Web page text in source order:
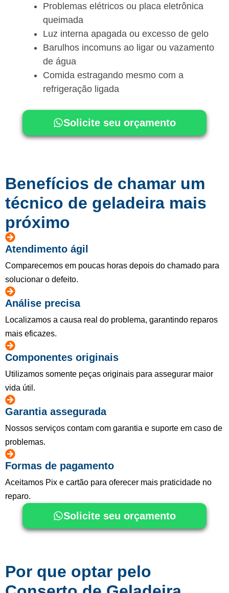
Problemas elétricos ou placa eletrônica
queimada
Luz interna apagada ou excesso de gelo
Barulhos incomuns ao ligar ou vazamento
de água
Comida estragando mesmo com a
refrigeração ligada
Solicite seu orçamento
Benefícios de chamar um
técnico de geladeira mais
próximo
Atendimento ágil
Comparecemos em poucas horas depois do chamado para
solucionar o defeito.
Análise precisa
Localizamos a causa real do problema, garantindo reparos
mais eficazes.
Componentes originais
Utilizamos somente peças originais para assegurar maior
vida útil.
Garantia assegurada
Nossos serviços contam com garantia e suporte em caso de
problemas.
Formas de pagamento
Aceitamos Pix e cartão para oferecer mais praticidade no
reparo.
Solicite seu orçamento
Por que optar pelo